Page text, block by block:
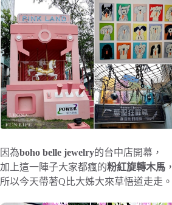
因為boho belle jewelry的台中店開幕，
加上這一陣子大家都瘋的粉紅旋轉木馬 ，
所以今天帶著Q比大姊大來草悟道走走。